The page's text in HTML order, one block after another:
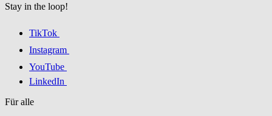
Stay in the loop!
TikTok
Instagram
YouTube
LinkedIn
Für alle